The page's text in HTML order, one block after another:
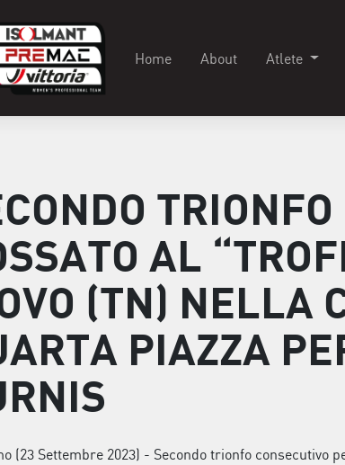
Home About Atlete
AL
(TN) NELLA
PIAZZA
(23 Settembre 2023) - Secondo trionfo consecutivo